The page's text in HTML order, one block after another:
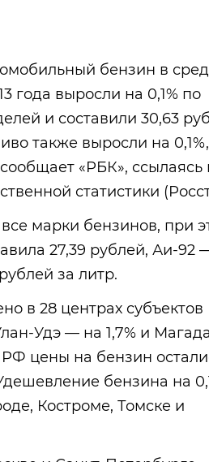
бензин в
года выросли на 0,1% по
и составили 30,63
также выросли на 0,1%,
«РБК», ссылаясь
статистики
марки бензинов, при
27,39 рублей, Аи-92
за литр.
в 28 центрах
Удэ — на 1,7% и
РФ цены на бензин
бензина на
Костроме, Томске и